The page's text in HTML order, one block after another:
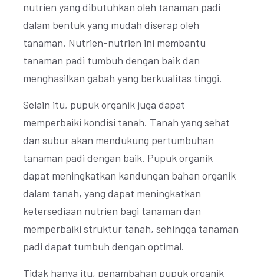
nutrien yang dibutuhkan oleh tanaman padi
dalam bentuk yang mudah diserap oleh
tanaman. Nutrien-nutrien ini membantu
tanaman padi tumbuh dengan baik dan
menghasilkan gabah yang berkualitas tinggi.
Selain itu, pupuk organik juga dapat
memperbaiki kondisi tanah. Tanah yang sehat
dan subur akan mendukung pertumbuhan
tanaman padi dengan baik. Pupuk organik
dapat meningkatkan kandungan bahan organik
dalam tanah, yang dapat meningkatkan
ketersediaan nutrien bagi tanaman dan
memperbaiki struktur tanah, sehingga tanaman
padi dapat tumbuh dengan optimal.
Tidak hanya itu, penambahan pupuk organik